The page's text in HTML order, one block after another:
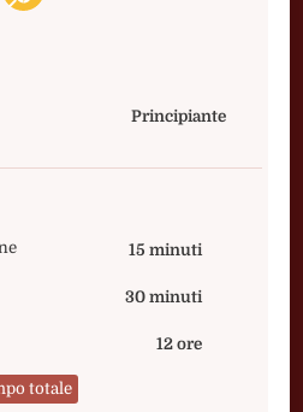
Principiante
15 minuti
30 minuti
12 ore
totale